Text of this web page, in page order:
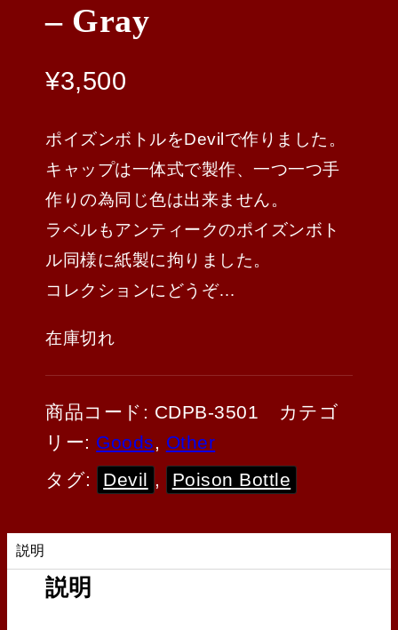
– Gray
¥3,500
ポイズンボトルをDevilで作りました。
キャップは一体式で製作、一つ一つ手
作りの為同じ色は出来ません。
ラベルもアンティークのポイズンボト
ル同様に紙製に拘りました。
コレクションにどうぞ…
在庫切れ
商品コード: CDPB-3501
カテゴ
リー: Goods, Other
タグ:
Devil , Poison Bottle
説明
説明